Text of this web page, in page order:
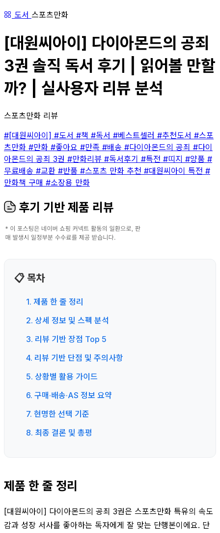
도서 스포츠만화
[대원씨아이] 다이아몬드의 공죄
3권 솔직 독서 후기 | 읽어볼 만할
까? | 실사용자 리뷰 분석
스포츠만화 리뷰
#[대원씨아이] #도서 #책 #독서 #베스트셀러 #추천도서 #스포
츠만화 #만화 #좋아요 #만족 #배송 #다이아몬드의 공죄 #다이
아몬드의 공죄 3권 #만화리뷰 #독서후기 #특전 #띠지 #양품 #
무료배송 #교환 #반품 #스포츠 만화 추천 #대원씨아이 특전 #
만화책 구매 #소장용 만화
후기 기반 제품 리뷰
📋 목차
1. 제품 한 줄 정리
2. 상세 정보 및 스펙 분석
3. 리뷰 기반 장점 Top 5
4. 리뷰 기반 단점 및 주의사항
5. 상황별 활용 가이드
6. 구매·배송·AS 정보 요약
7. 현명한 선택 기준
8. 최종 결론 및 총평
제품 한 줄 정리
[대원씨아이] 다이아몬드의 공죄 3권은 스포츠만화 특유의 속도
감과 성장 서사를 좋아하는 독자에게 잘 맞는 단행본이에요. 단